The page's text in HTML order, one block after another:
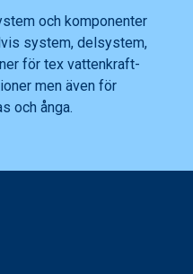
och komponenter
system, delsystem,
för tex vattenkraft-
men även för
och ånga.